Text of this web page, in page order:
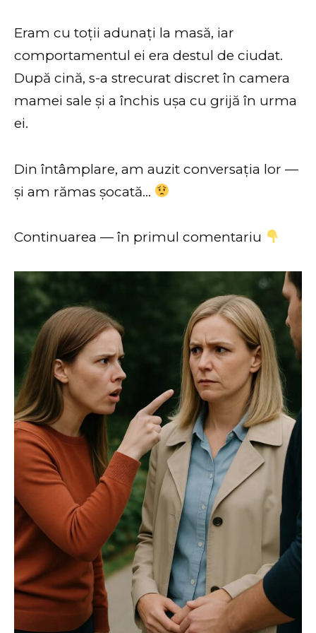
Eram cu toții adunați la masă, iar
comportamentul ei era destul de ciudat.
După cină, s-a strecurat discret în camera
mamei sale și a închis ușa cu grijă în urma
ei.
Din întâmplare, am auzit conversația lor —
și am rămas șocată…
Continuarea — în primul comentariu